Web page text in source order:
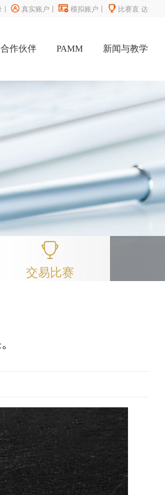
丨 真实账户  模拟账户  比赛直 达
合作伙伴 PAMM 新闻与教学
交易比赛